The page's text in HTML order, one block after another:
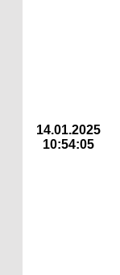
14.01.2025
10:54:05